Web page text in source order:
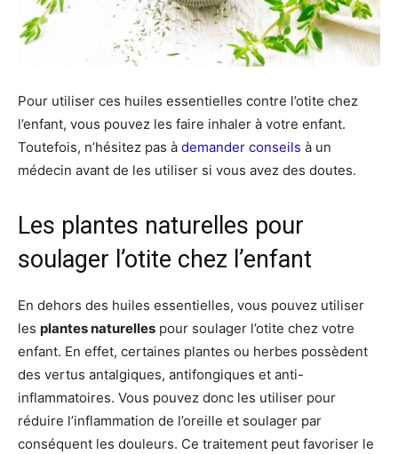
Pour utiliser ces huiles essentielles contre l’otite chez
l’enfant, vous pouvez les faire inhaler à votre enfant.
Toutefois, n’hésitez pas à demander conseils à un
médecin avant de les utiliser si vous avez des doutes.
Les plantes naturelles pour
soulager l’otite chez l’enfant
En dehors des huiles essentielles, vous pouvez utiliser
les plantes naturelles pour soulager l’otite chez votre
enfant. En effet, certaines plantes ou herbes possèdent
des vertus antalgiques, antifongiques et anti-
inflammatoires. Vous pouvez donc les utiliser pour
réduire l’inflammation de l’oreille et soulager par
conséquent les douleurs. Ce traitement peut favoriser le